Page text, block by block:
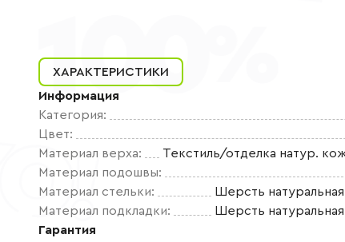
ХАРАКТЕРИСТИКИ
Информация
Категория:
Цвет:
Материал верха:
Текстиль/отделка натур.
Материал подошвы:
Материал стельки:
Шерсть
Материал подкладки:
Шерсть
Гарантия